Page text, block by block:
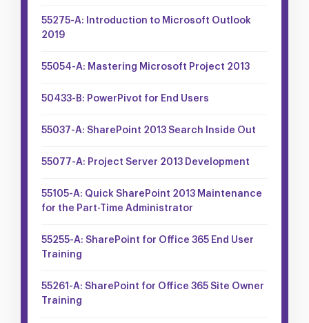
55275-A: Introduction to Microsoft Outlook
2019
55054-A: Mastering Microsoft Project 2013
50433-B: PowerPivot for End Users
55037-A: SharePoint 2013 Search Inside Out
55077-A: Project Server 2013 Development
55105-A: Quick SharePoint 2013 Maintenance
for the Part-Time Administrator
55255-A: SharePoint for Office 365 End User
Training
55261-A: SharePoint for Office 365 Site Owner
Training